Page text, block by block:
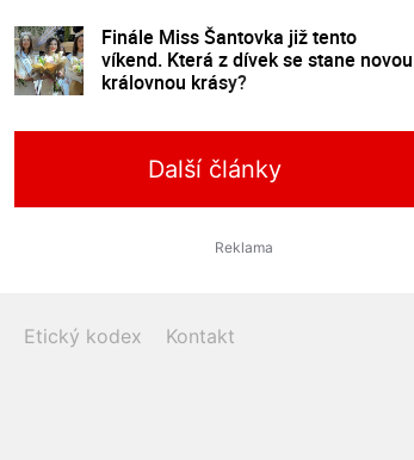
Finále Miss Šantovka již tento
víkend. Která z dívek se stane novou
královnou krásy?
Další články
Etický kodex Kontakt